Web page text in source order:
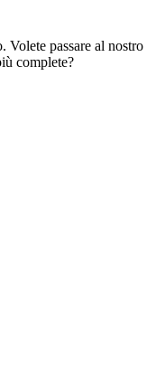
Volete passare al nostro
complete?